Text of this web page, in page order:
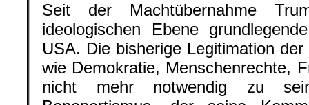
Seit der Machtübernahme
ideologischen Ebene
USA. Die bisherige Legitimation
wie Demokratie, Menschenrechte,
nicht mehr notwendig zu